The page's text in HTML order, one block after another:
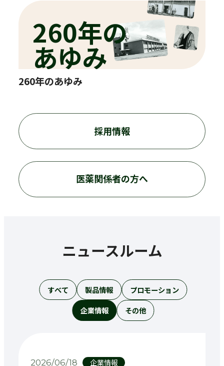
260年の
あゆみ
260年のあゆみ
採用情報
医薬関係者の方へ
ニュースルーム
すべて 製品情報
プロモーション
企業情報
その他
2026/06/18 企業情報